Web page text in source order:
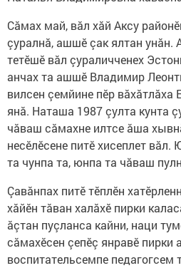
Сăмах май, вăл хăй Аксу
çуралнă, ашшӗ çак ялтан
тетӗшӗ вăл çураличченех
анчах та ашшӗ Владимир
вилсен çемйине пӗр вăхăтлăха
янă. Наташа 1987 çулта кунта
чăваш сăмахне илтсе ăша
несӗлӗсене питӗ хисеплет
та чунпа та, юнпа та чăваш
Çавăнпах питӗ тӗплӗн
хăйӗн тăван халăхӗ пирки
ăçтан пуçланса кайни, наци
сăмахӗсен çепӗç янравӗ пирки
воспитательсемпе педагогсем